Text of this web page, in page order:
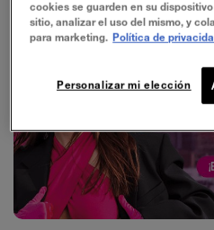
cookies se guarden en su
sitio, analizar el uso del mismo, y
para marketing. Política de
Personalizar mi elección